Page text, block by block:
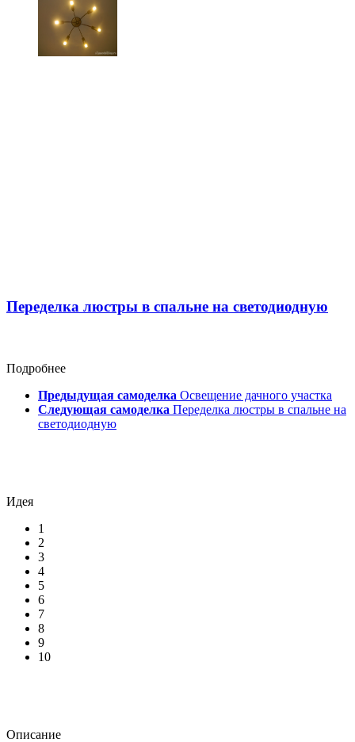
Переделка люстры в спальне на светодиодную
Подробнее
Предыдущая самоделка Освещение дачного участка
Следующая самоделка Переделка люстры в спальне на
светодиодную
Идея
1
2
3
4
5
6
7
8
9
10
Описание